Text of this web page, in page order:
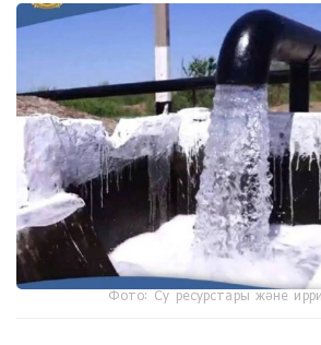
Фото: Су ресурстары және